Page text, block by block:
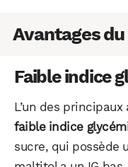
Avantages
Faible indice
L’un des
faible indice
sucre, qui possède